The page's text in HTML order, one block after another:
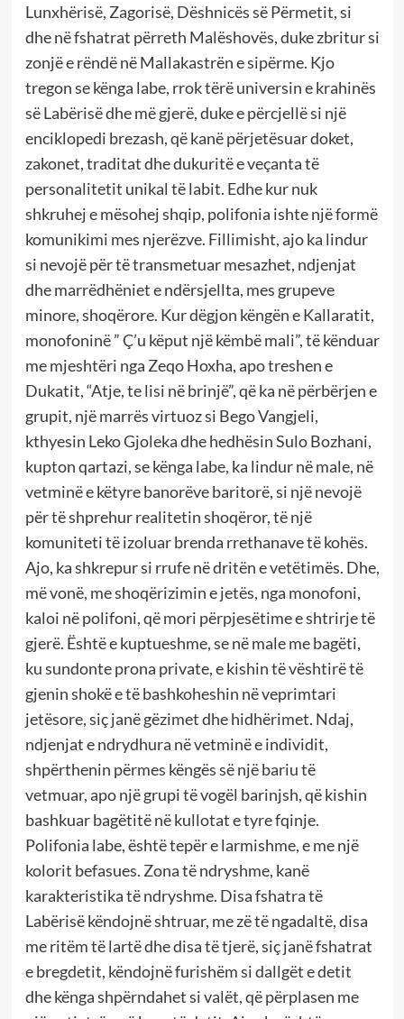
Lunxhërisë, Zagorisë, Dëshnicës së Përmetit, si
dhe në fshatrat përreth Malëshovës, duke zbritur si
zonjë e rëndë në Mallakastrën e sipërme. Kjo
tregon se kënga labe, rrok tërë universin e krahinës
së Labërisë dhe më gjerë, duke e përcjellë si një
enciklopedi brezash, që kanë përjetësuar doket,
zakonet, traditat dhe dukuritë e veçanta të
personalitetit unikal të labit. Edhe kur nuk
shkruhej e mësohej shqip, polifonia ishte një formë
komunikimi mes njerëzve. Fillimisht, ajo ka lindur
si nevojë për të transmetuar mesazhet, ndjenjat
dhe marrëdhëniet e ndërsjellta, mes grupeve
minore, shoqërore. Kur dëgjon këngën e Kallaratit,
monofoninë ” Ç’u këput një këmbë mali”, të kënduar
me mjeshtëri nga Zeqo Hoxha, apo treshen e
Dukatit, “Atje, te lisi në brinjë”, që ka në përbërjen e
grupit, një marrës virtuoz si Bego Vangjeli,
kthyesin Leko Gjoleka dhe hedhësin Sulo Bozhani,
kupton qartazi, se kënga labe, ka lindur në male, në
vetminë e këtyre banorëve baritorë, si një nevojë
për të shprehur realitetin shoqëror, të një
komuniteti të izoluar brenda rrethanave të kohës.
Ajo, ka shkrepur si rrufe në dritën e vetëtimës. Dhe,
më vonë, me shoqërizimin e jetës, nga monofoni,
kaloi në polifoni, që mori përpjesëtime e shtrirje të
gjerë. Është e kuptueshme, se në male me bagëti,
ku sundonte prona private, e kishin të vështirë të
gjenin shokë e të bashkoheshin në veprimtari
jetësore, siç janë gëzimet dhe hidhërimet. Ndaj,
ndjenjat e ndrydhura në vetminë e individit,
shpërthenin përmes këngës së një bariu të
vetmuar, apo një grupi të vogël barinjsh, që kishin
bashkuar bagëtitë në kullotat e tyre fqinje.
Polifonia labe, është tepër e larmishme, e me një
kolorit befasues. Zona të ndryshme, kanë
karakteristika të ndryshme. Disa fshatra të
Labërisë këndojnë shtruar, me zë të ngadaltë, disa
me ritëm të lartë dhe disa të tjerë, siç janë fshatrat
e bregdetit, këndojnë furishëm si dallgët e detit
dhe kënga shpërndahet si valët, që përplasen me